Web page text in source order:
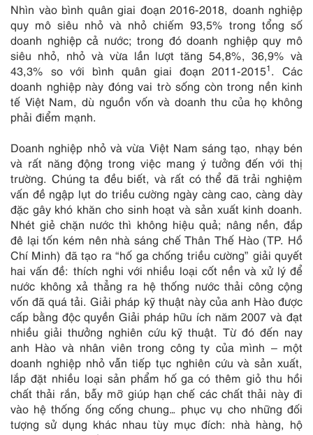
Nhìn vào bình quân giai đoạn 2016-2018, doanh nghiệp
quy mô siêu nhỏ và nhỏ chiếm 93,5% trong tổng số
doanh nghiệp cả nước; trong đó doanh nghiệp quy mô
siêu nhỏ, nhỏ và vừa lần lượt tăng 54,8%, 36,9% và
43,3% so với bình quân giai đoạn 2011-20151. Các
doanh nghiệp này đóng vai trò sống còn trong nền kinh
tế Việt Nam, dù nguồn vốn và doanh thu của họ không
phải điểm mạnh.
Doanh nghiệp nhỏ và vừa Việt Nam sáng tạo, nhạy bén
và rất năng động trong việc mang ý tưởng đến với thị
trường. Chúng ta đều biết, và rất có thể đã trải nghiệm
vấn đề ngập lụt do triều cường ngày càng cao, càng dày
đặc gây khó khăn cho sinh hoạt và sản xuất kinh doanh.
Nhét giẻ chặn nước thì không hiệu quả; nâng nền, đắp
đê lại tốn kém nên nhà sáng chế Thân Thế Hào (TP. Hồ
Chí Minh) đã tạo ra “hố ga chống triều cường” giải quyết
hai vấn đề: thích nghi với nhiều loại cốt nền và xử lý để
nước không xả thẳng ra hệ thống nước thải công cộng
vốn đã quá tải. Giải pháp kỹ thuật này của anh Hào được
cấp bằng độc quyền Giải pháp hữu ích năm 2007 và đạt
nhiều giải thưởng nghiên cứu kỹ thuật. Từ đó đến nay
anh Hào và nhân viên trong công ty của mình – một
doanh nghiệp nhỏ vẫn tiếp tục nghiên cứu và sản xuất,
lắp đặt nhiều loại sản phẩm hố ga có thêm giỏ thu hồi
chất thải rắn, bẫy mỡ giúp hạn chế các chất thải này đi
vào hệ thống ống cống chung… phục vụ cho những đối
tượng sử dụng khác nhau tùy mục đích: nhà hàng, hộ